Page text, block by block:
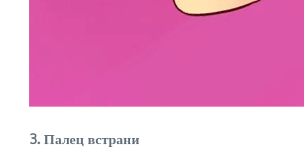
3. Палец встрани